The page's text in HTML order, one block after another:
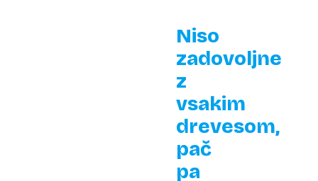
Niso
zadovoljne
z
vsakim
drevesom,
pač
pa